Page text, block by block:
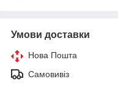
Умови доставки
Нова Пошта
Самовивіз